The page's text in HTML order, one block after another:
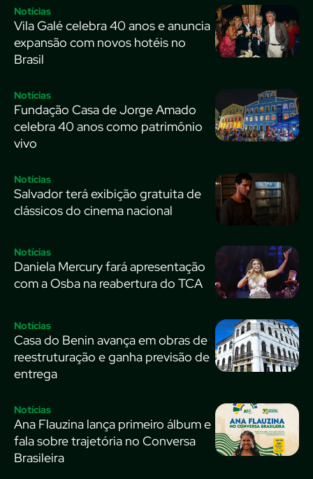
Notícias
Vila Galé celebra 40 anos e anuncia
expansão com novos hotéis no
Brasil
Notícias
Fundação Casa de Jorge Amado
celebra 40 anos como patrimônio
vivo
Notícias
Salvador terá exibição gratuita de
clássicos do cinema nacional
Notícias
Daniela Mercury fará apresentação
com a Osba na reabertura do TCA
Notícias
Casa do Benin avança em obras de
reestruturação e ganha previsão de
entrega
Notícias
Ana Flauzina lança primeiro álbum e
fala sobre trajetória no Conversa
Brasileira